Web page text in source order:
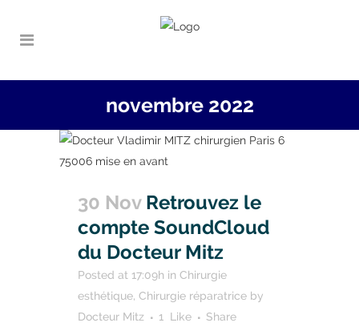
novembre 2022
30 Nov Retrouvez le
compte SoundCloud
du Docteur Mitz
Posted at 17:09h in Chirurgie
esthétique, Chirurgie réparatrice by
Docteur Mitz
1 Like Share